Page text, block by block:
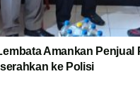
Amankan Penjual
ke Polisi